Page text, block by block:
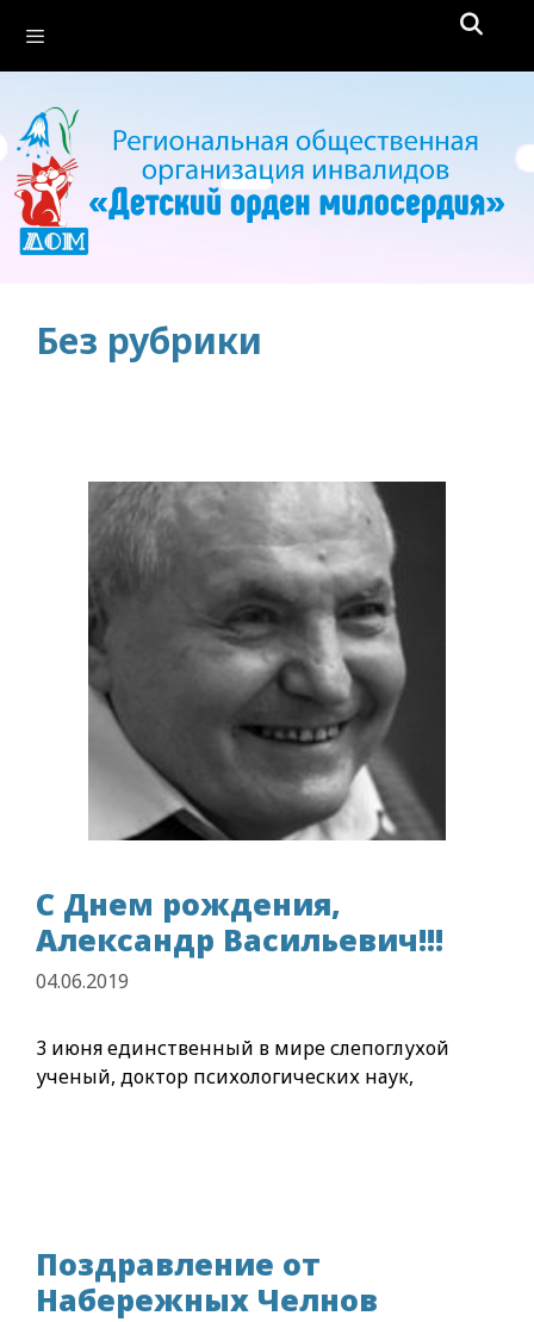
содержимому
Без рубрики
С Днем рождения,
Александр Васильевич!!!
04.06.2019
3 июня единственный в мире слепоглухой
ученый, доктор психологических наук,
Поздравление от
Набережных Челнов